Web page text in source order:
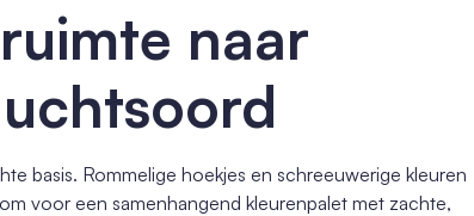
naar
basis. Rommelige hoekjes en schreeuwerige kleuren
voor een samenhangend kleurenpalet met zachte,